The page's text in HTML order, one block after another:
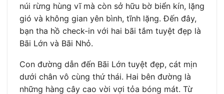
núi rừng hùng vĩ mà còn sở hữu bờ biển kín, lặng
gió và không gian yên bình, tĩnh lặng. Đến đây,
bạn tha hồ check-in với hai bãi tắm tuyệt đẹp là
Bãi Lớn và Bãi Nhỏ.
Con đường dẫn đến Bãi Lớn tuyệt đẹp, cát mịn
dưới chân vô cùng thứ thái. Hai bên đường là
những hàng cây cao vời vợi tỏa bóng mát. Từ